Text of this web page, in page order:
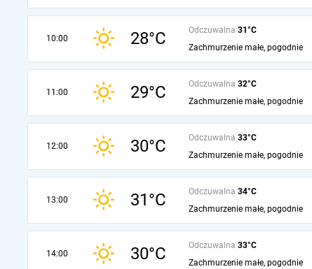
10:00 28°C Odczuwalna 31°C
Zachmurzenie małe, pogodnie
11:00 29°C Odczuwalna 32°C
Zachmurzenie małe, pogodnie
12:00 30°C Odczuwalna 33°C
Zachmurzenie małe, pogodnie
13:00 31°C Odczuwalna 34°C
Zachmurzenie małe, pogodnie
14:00 30°C Odczuwalna 33°C
Zachmurzenie małe, pogodnie